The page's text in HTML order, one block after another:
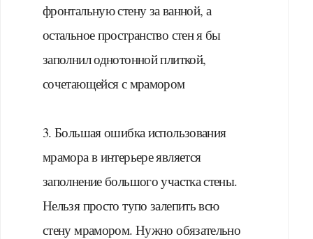
фронтальную стену за ванной, а
остальное пространство стен я бы
заполнил однотонной плиткой,
сочетающейся с мрамором
3. Большая ошибка использования
мрамора в интерьере является
заполнение большого участка стены.
Нельзя просто тупо залепить всю
стену мрамором. Нужно обязательно